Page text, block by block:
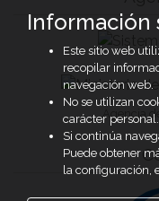
Agencia
Información
Este sitio web
recopilar
navegación web.
No se utilizan
carácter personal.
Si continúa
Puede obtener
la configuración,